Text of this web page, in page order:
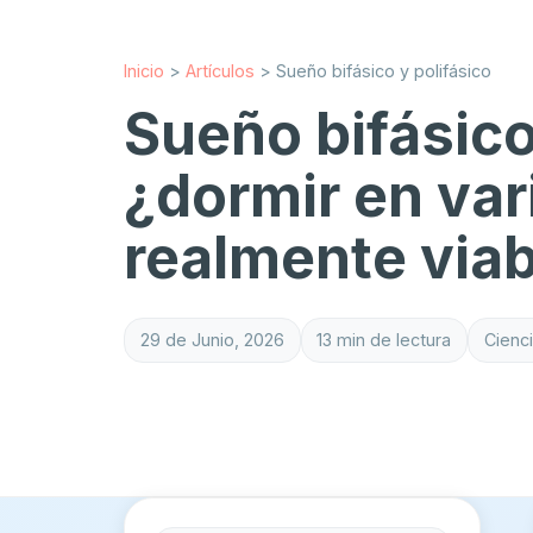
Inicio > Artículos > Sueño bifásico y polifásico
Sueño
¿dormir en
realmente
29 de Junio, 2026 13 min de lectura